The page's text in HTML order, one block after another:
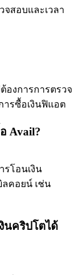
สอบและเวลา
องการการตรวจ
ารซื้อเงินฟิแอต
Avail?
รโอนเงิน
ลคอยน์ เช่น
นคริปโตได้